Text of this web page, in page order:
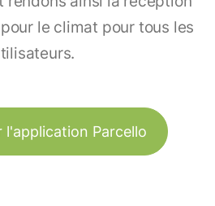
le climat pour tous les
l'application Parcello